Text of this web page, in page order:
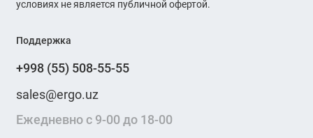
условиях не является публичной офертой.
Поддержка
+998 (55) 508-55-55
sales@ergo.uz
Ежедневно с 9-00 до 18-00